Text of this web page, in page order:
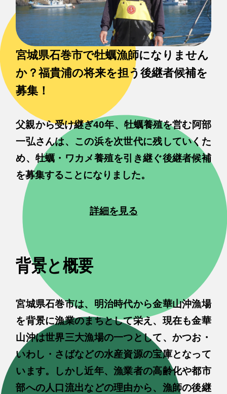
宮城県石巻市で牡蠣漁師になりません
か？福貴浦の将来を担う後継者候補を
募集！
父親から受け継ぎ40年、牡蠣養殖を営む阿部
一弘さんは、この浜を次世代に残していくた
め、牡蠣・ワカメ養殖を引き継ぐ後継者候補
を募集することになりました。
詳細を見る
背景と概要
宮城県石巻市は、明治時代から金華山沖漁場
を背景に漁業のまちとして栄え、現在も金華
山沖は世界三大漁場の一つとして、かつお・
いわし・さばなどの水産資源の宝庫となって
います。しかし近年、漁業者の高齢化や都市
部への人口流出などの理由から、漁師の後継